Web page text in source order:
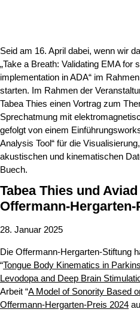
Seid am 16. April dabei, wenn wir
„Take a Breath: Validating EMA for
implementation in ADA“ im
starten. Im Rahmen der
Tabea Thies einen Vortrag zum
Sprechatmung mit
gefolgt von einem
Analysis Tool“ für die
akustischen und kinematischen
Buech.
Tabea Thies und
Offermann-Hergarten-
28. Januar 2025
Die Offermann-Hergarten-Stiftung
“Tongue Body Kinematics in
Levodopa and Deep Brain
Arbeit “A Model of Sonority Based
Offermann-Hergarten-Preis 2024